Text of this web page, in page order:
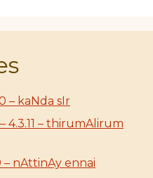
– kaNda sIr
– thirumAlirum
– nAttinAy ennai